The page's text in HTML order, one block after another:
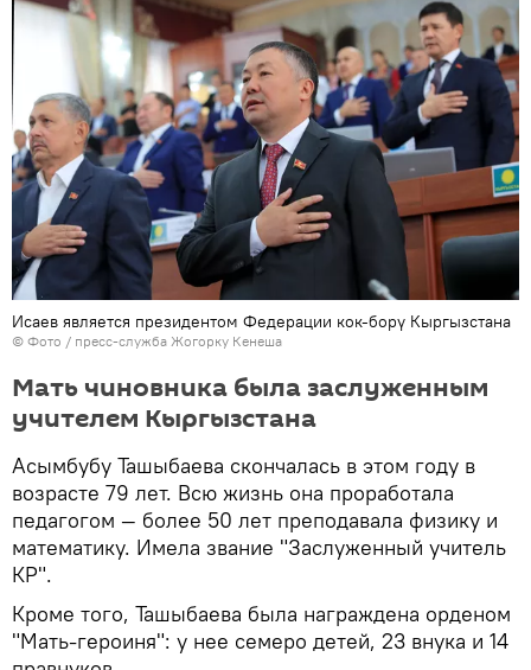
Исаев является президентом Федерации кок-борү Кыргызстана
© Фото / пресс-служба Жогорку Кенеша
Мать чиновника была заслуженным
учителем Кыргызстана
Асымбубу Ташыбаева скончалась в этом году в
возрасте 79 лет. Всю жизнь она проработала
педагогом — более 50 лет преподавала физику и
математику. Имела звание "Заслуженный учитель
КР".
Кроме того, Ташыбаева была награждена орденом
"Мать-героиня": у нее семеро детей, 23 внука и 14